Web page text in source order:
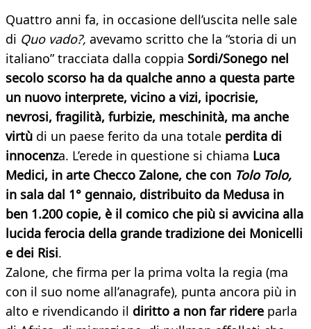
Quattro anni fa, in occasione dell’uscita nelle sale
di Quo vado?, avevamo scritto che la “storia di un
italiano” tracciata dalla coppia Sordi/Sonego nel
secolo scorso ha da qualche anno a questa parte
un nuovo interprete, vicino a vizi, ipocrisie,
nevrosi, fragilità, furbizie, meschinità, ma anche
virtù di un paese ferito da una totale perdita di
innocenza. L’erede in questione si chiama Luca
Medici, in arte Checco Zalone, che con Tolo Tolo,
in sala dal 1° gennaio, distribuito da Medusa in
ben 1.200 copie, è il comico che più si avvicina alla
lucida ferocia della grande tradizione dei Monicelli
e dei Risi.
Zalone, che firma per la prima volta la regia (ma
con il suo nome all’anagrafe), punta ancora più in
alto e rivendicando il diritto a non far ridere parla